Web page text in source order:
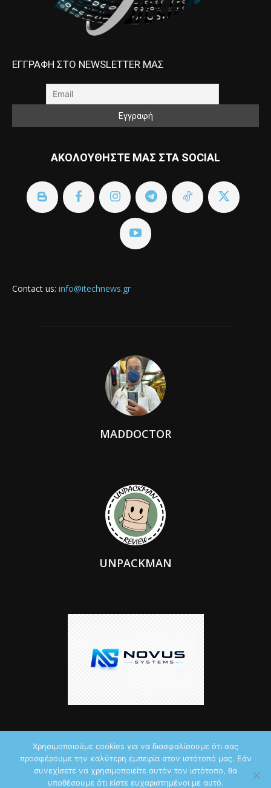
ΕΓΓΡΑΦΗ ΣΤΟ NEWSLETTER ΜΑΣ
ΑΚΟΛΟΥΘΗΣΤΕ ΜΑΣ ΣΤΑ SOCIAL
Contact us: info@itechnews.gr
MADDOCTOR
UNPACKMAN
© 2026 by iTechNews.gr
Χρησιμοποιούμε cookies για να διασφαλίσουμε ότι σας
προσφέρουμε την καλύτερη εμπειρία στον ιστότοπό μας. Εάν
συνεχίσετε να χρησιμοποιείτε αυτόν τον ιστότοπο, θα
υποθέσουμε ότι είστε ευχαριστημένοι με αυτό.